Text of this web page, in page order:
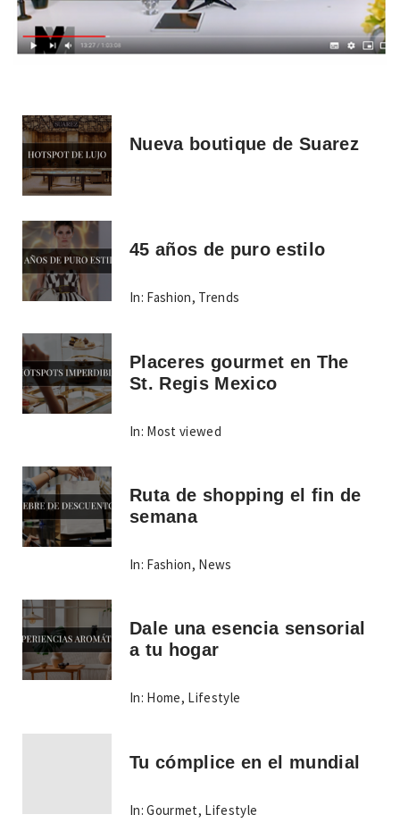
Nueva boutique de Suarez
45 años de puro estilo
In: Fashion, Trends
Placeres gourmet en The
St. Regis Mexico
In: Most viewed
Ruta de shopping el fin de
semana
In: Fashion, News
Dale una esencia sensorial
a tu hogar
In: Home, Lifestyle
Tu cómplice en el mundial
In: Gourmet, Lifestyle